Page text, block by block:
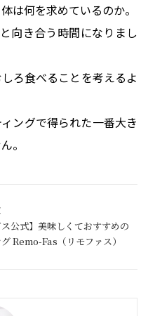
は何を求めているのか。
向き合う時間になりまし
ろ食べることを考えるよ
ングで得られた一番大き
。
ス公式】美味しくておすすめの
Remo-Fas（リモファス）